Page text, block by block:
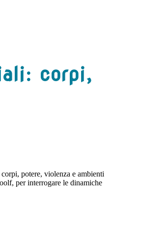
corpi,
potere, violenza e ambienti
per interrogare le dinamiche